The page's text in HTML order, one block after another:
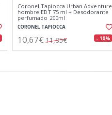
Coronel Tapiocca Urban Adventure
hombre EDT 75 ml + Desodorante
perfumado 200ml
CORONEL TAPIOCCA
10,67€ 11,85€ - 10%